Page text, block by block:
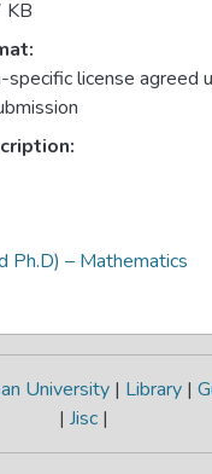
KB
specific license agreed
Ph.D) – Mathematics
University | Library |
| Jisc |